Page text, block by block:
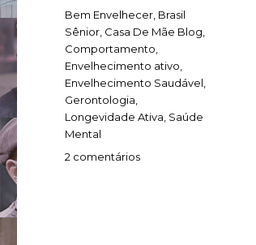
Tags
Bem Envelhecer Brasil
Sênior Casa De Mãe Blog
Comportamento
Envelhecimento ativo
Envelhecimento Saudável
Gerontologia
Longevidade Ativa Saúde
Mental
2 comentáriosem